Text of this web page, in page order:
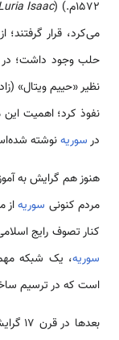
1572م.) ( Isaac
‌‌‌‌‌‌‌‌‌‌می‌کرد، قرار
حلب وجود داشت؛ در
نظیر «حییم ویتال» (زاده 1542
نفوذ کرد؛ اهمیت این
درسوریهنوشته
هنوز هم گرایش به
مردم کنونی سوریهاز
کنار تصوف رایج اسلامی و گنوسیسم[10]
سوریه، یک شبکه
‌‌‌است که در ترسیم